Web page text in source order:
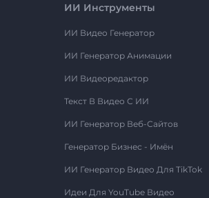
ИИ Инструменты
ИИ Видео Генератор
ИИ Генератор Анимации
ИИ Видеоредактор
Текст В Видео С ИИ
ИИ Генератор Веб-Сайтов
Генератор Бизнес - Имён
ИИ Генератор Видео Для TikTok
Идеи Для YouTube Видео